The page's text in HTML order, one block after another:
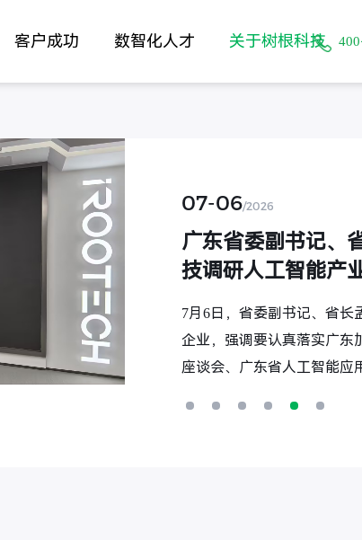
客户成功 数智化人才 关于树根科技
科
工智能
业发展
力有效